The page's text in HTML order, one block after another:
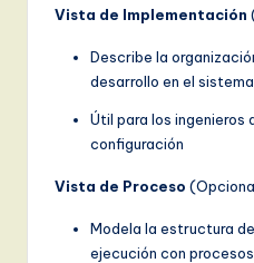
Vista de Implementación
Describe la
desarrollo en el
Útil para los ingenieros
configuración
Vista de Proceso
Modela la estructura
ejecución con